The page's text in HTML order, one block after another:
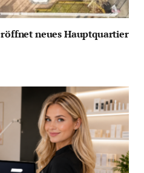
neues Hauptquartier